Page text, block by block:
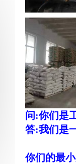
问:你们是
答:我们是
你们的最